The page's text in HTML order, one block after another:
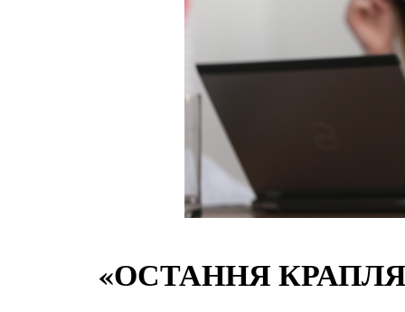
«ОСТАННЯ